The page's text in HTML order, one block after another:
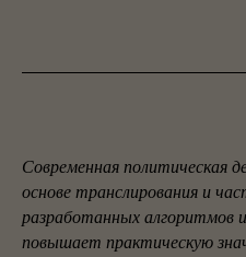
Современная политическая
основе транслирования и
разработанных алгоритмов
повышает практическую